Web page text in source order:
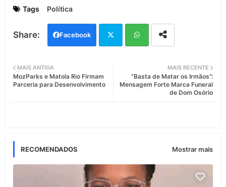
Tags Política
Facebook
ats
MAIS RECENTE
“Basta de Matar os Irmãos”:
Mensagem Forte Marca Funeral
de Dom Osório
MAIS ANTIGA
MozParks e Matola Rio Firmam
Parceria para Desenvolvimento
RECOMENDADOS Mostrar mais